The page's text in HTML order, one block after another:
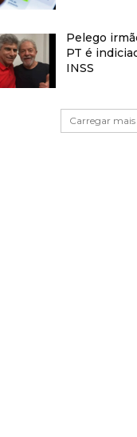
Pelego
PT é
INSS
Carregar mais